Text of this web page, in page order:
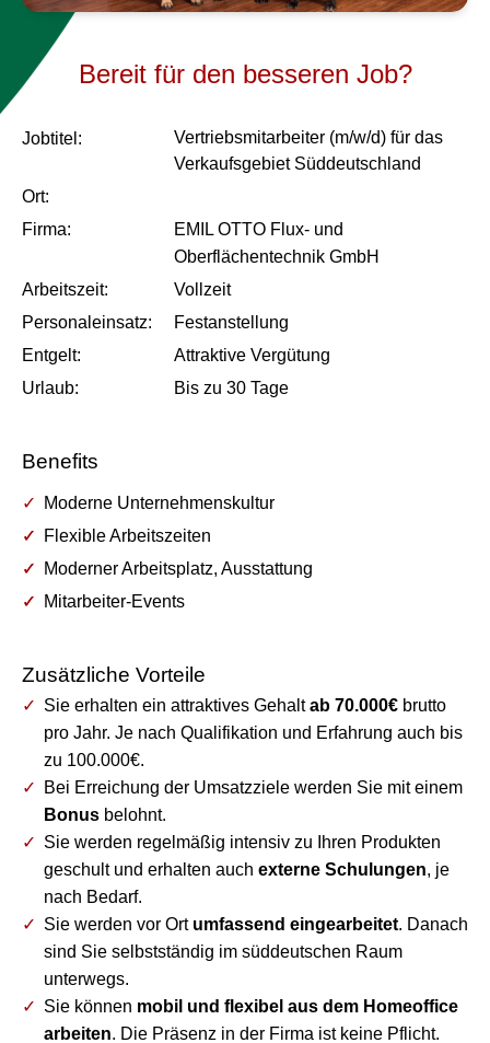
Bereit für den besseren Job?
Job­titel:
Vertriebsmitarbeiter (m/w/d) für das
Verkaufsgebiet Süddeutschland
Ort:
Firma:
EMIL OTTO Flux- und
Oberflächentechnik GmbH
Arbeits­zeit:
Vollzeit
Personal­einsatz:
Festanstellung
Entgelt:
Attraktive Vergütung
Urlaub:
Bis zu 30Tage
Benefits
Moderne Unternehmenskultur
Flexible Arbeitszeiten
Moderner Arbeitsplatz, Ausstattung
Mitarbeiter-Events
Zusätzliche Vorteile
Sie erhalten ein attraktives Gehaltab 70.000€ brutto
pro Jahr. Je nach Qualifikation und Erfahrung auch bis
zu 100.000€.
Bei Erreichung der Umsatzziele werden Sie mit einem
Bonus belohnt.
Sie werden regelmäßig intensiv zu Ihren Produkten
geschult und erhalten auch externe Schulungen, je
nach Bedarf.
Sie werden vor Ort umfassend eingearbeitet. Danach
sind Sie selbstständig im süddeutschen Raum
unterwegs.
Sie können mobil und flexibel aus dem Homeoffice
arbeiten. Die Präsenz in der Firma ist keine Pflicht.